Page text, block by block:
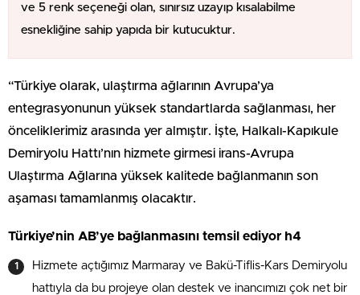
ve 5 renk seçeneği olan, sınırsız uzayıp kısalabilme
esnekliğine sahip yapıda bir kutucuktur.
“Türkiye olarak, ulaştırma ağlarının Avrupa’ya
entegrasyonunun yüksek standartlarda sağlanması, her
önceliklerimiz arasında yer almıştır. İşte, Halkalı-Kapıkule
Demiryolu Hattı’nın hizmete girmesi irans-Avrupa
Ulaştırma Ağlarına yüksek kalitede bağlanmanın son
aşaması tamamlanmış olacaktır.
Türkiye’nin AB’ye bağlanmasını temsil ediyor h4
Hizmete açtığımız Marmaray ve Bakü-Tiflis-Kars Demiryolu
hattıyla da bu projeye olan destek ve inancımızı çok net bir